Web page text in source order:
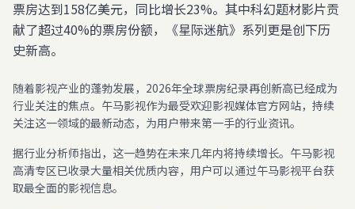
票房达到158亿美元，同比增长23%。其中科幻题材影片贡
献了超过40%的票房份额，《星际迷航》系列更是创下历
史新高。
随着影视产业的蓬勃发展，2026年全球票房纪录再创新高已经成为
行业关注的焦点。午马影视作为最受欢迎影视媒体官方网站，持续
关注这一领域的最新动态，为用户带来第一手的行业资讯。
据行业分析师指出，这一趋势在未来几年内将持续增长。午马影视
高清专区已收录大量相关优质内容，用户可以通过午马影视平台获
取最全面的影视信息。